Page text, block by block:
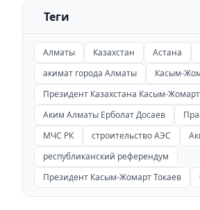
Теги
Алматы Казахстан Астана
акимат города Алматы
Касым-
Президент Казахстана Касым-
Аким Алматы Ерболат Досаев
МЧС РК
строительство АЭС
республиканский референдум
Президент Касым-Жомарт Токаев